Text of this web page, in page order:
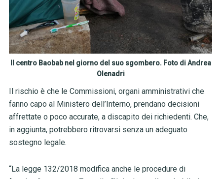
Il centro Baobab nel giorno del suo sgombero. Foto di Andrea
Olenadri
Il rischio è che le Commissioni, organi amministrativi che
fanno capo al Ministero dell’Interno, prendano decisioni
affrettate o poco accurate, a discapito dei richiedenti. Che,
in aggiunta, potrebbero ritrovarsi senza un adeguato
sostegno legale.
“La legge 132/2018 modifica anche le procedure di